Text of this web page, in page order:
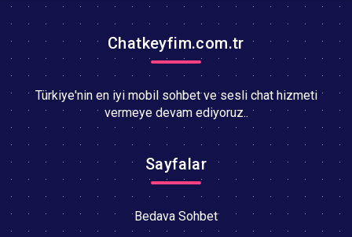
Chatkeyfim.com.tr
Türkiye'nin en iyi mobil sohbet ve sesli chat hizmeti
vermeye devam ediyoruz..
Sayfalar
Bedava Sohbet